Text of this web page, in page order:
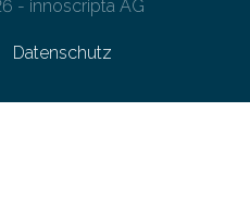
- innoscripta AG
Datenschutz